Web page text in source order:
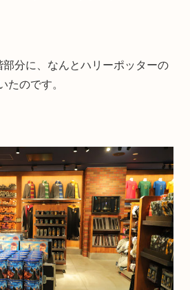
分に、なんとハリーポッターの
たのです。